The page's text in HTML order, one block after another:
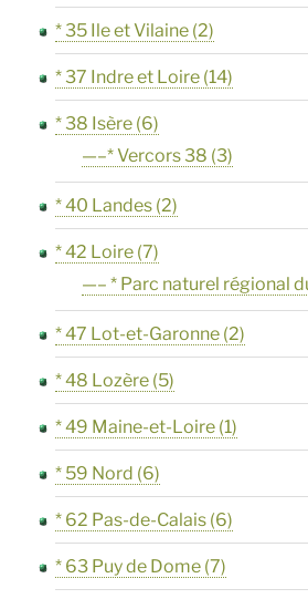
* 35 Ile et Vilaine (2)
* 37 Indre et Loire (14)
* 38 Isère (6)
—–* Vercors 38 (3)
* 40 Landes (2)
* 42 Loire (7)
—– * Parc naturel régional
* 47 Lot-et-Garonne (2)
* 48 Lozère (5)
* 49 Maine-et-Loire (1)
* 59 Nord (6)
* 62 Pas-de-Calais (6)
* 63 Puy de Dome (7)